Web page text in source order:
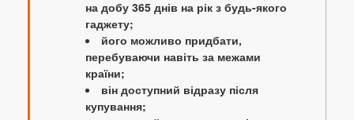
на добу 365 днів на рік з будь-якого
гаджету;
його можливо придбати,
перебуваючи навіть за межами
країни;
він доступний відразу після
купування;